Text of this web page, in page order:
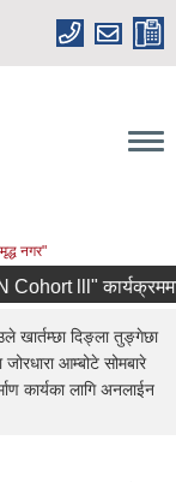
नगर"
lll" कार्यक्रममा
खार्तम्छा दिङ्ला तुङ्गेछा
आम्बोटे सोमबारे
कार्यका लागि अनलाईन